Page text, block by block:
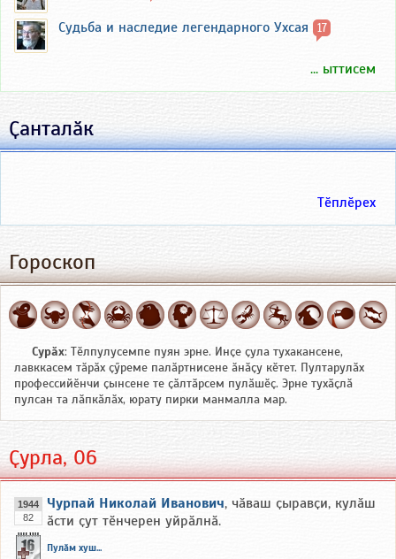
Судьба и наследие легендарного Ухсая 17
... ыттисем
Ҫанталӑк
Тӗплӗрех
Гороскоп
Сурӑх: Тӗлпулусемпе пуян эрне. Инҫе ҫула тухакансене,
лавккасем тӑрӑх ҫӳреме палӑртнисене ӑнӑҫу кӗтет. Пултарулӑх
профессийӗнчи ҫынсене те ҫӑлтӑрсем пулӑшӗҫ. Эрне тухӑҫлӑ
пулсан та лӑпкӑлӑх, юрату пирки манмалла мар.
Ҫурла, 06
1944
82
Чурпай Николай Иванович, чӑваш ҫыравҫи, кулӑш
ӑсти ҫут тӗнчерен уйрӑлнӑ.
Пулӑм хуш...